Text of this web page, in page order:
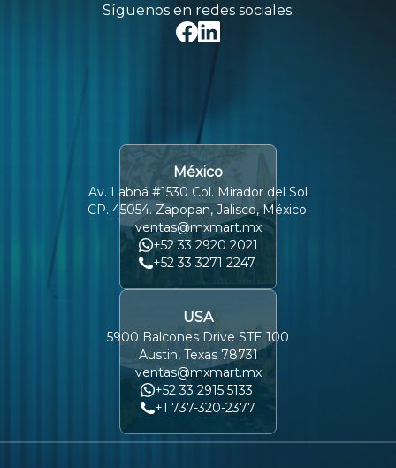
Síguenos en redes sociales:
México
Av. Labná #1530 Col. Mirador del Sol
CP. 45054. Zapopan, Jalisco, México.
ventas@mxmart.mx
+52 33 2920 2021
+52 33 3271 2247
USA
5900 Balcones Drive STE 100
Austin, Texas 78731
ventas@mxmart.mx
+52 33 2915 5133
+1 737-320-2377